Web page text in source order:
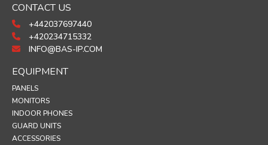
CONTACT US
+442037697440
+420234715332
INFO@BAS-IP.COM
EQUIPMENT
PANELS
MONITORS
INDOOR PHONES
GUARD UNITS
ACCESSORIES